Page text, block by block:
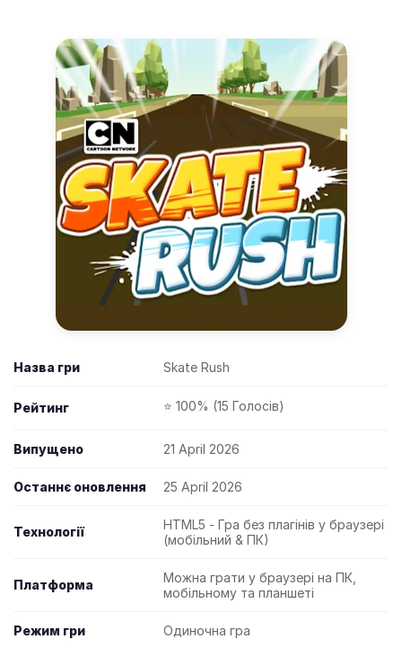
Назва гри Skate Rush
Рейтинг ⭐ 100% (15 Голосів)
Випущено 21 April 2026
Останнє оновлення 25 April 2026
Технології
HTML5 - Гра без плагінів у браузері
(мобільний & ПК)
Платформа
Можна грати у браузері на ПК,
мобільному та планшеті
Режим гри Одиночна гра